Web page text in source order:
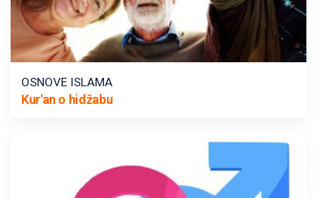
OSNOVE ISLAMA
Kur'an o hidžabu